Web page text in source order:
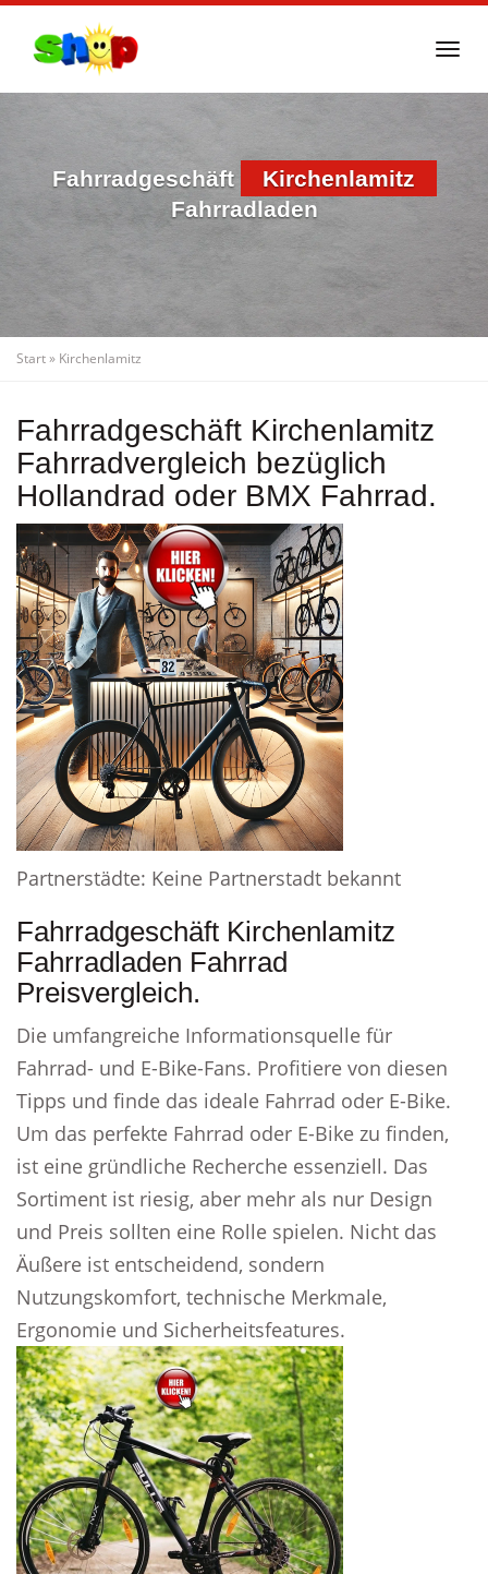
Fahrradgeschäft
Kirchenlamitz
Fahrradladen
Start» Kirchenlamitz
Fahrradgeschäft Kirchenlamitz
Fahrradvergleich bezüglich
Hollandrad oder BMX Fahrrad.
Partnerstädte: Keine Partnerstadt bekannt
Fahrradgeschäft Kirchenlamitz
Fahrradladen Fahrrad
Preisvergleich.
Die umfangreiche Informationsquelle für
Fahrrad- und E-Bike-Fans. Profitiere von diesen
Tipps und finde das ideale Fahrrad oder E-Bike.
Um das perfekte Fahrrad oder E-Bike zu finden,
ist eine gründliche Recherche essenziell. Das
Sortiment ist riesig, aber mehr als nur Design
und Preis sollten eine Rolle spielen. Nicht das
Äußere ist entscheidend, sondern
Nutzungskomfort, technische Merkmale,
Ergonomie und Sicherheitsfeatures.